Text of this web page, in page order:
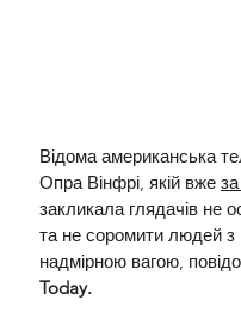
Відома американська
Опра Вінфрі, якій вже
закликала глядачів не
та не соромити людей з
надмірною вагою,
Today.